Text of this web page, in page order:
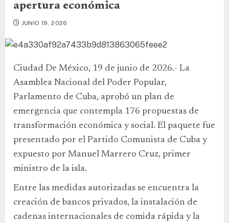
apertura económica
JUNIO 19, 2026
Ciudad De México, 19 de junio de 2026.- La
Asamblea Nacional del Poder Popular,
Parlamento de Cuba, aprobó un plan de
emergencia que contempla 176 propuestas de
transformación económica y social. El paquete fue
presentado por el Partido Comunista de Cuba y
expuesto por Manuel Marrero Cruz, primer
ministro de la isla.
Entre las medidas autorizadas se encuentra la
creación de bancos privados, la instalación de
cadenas internacionales de comida rápida y la